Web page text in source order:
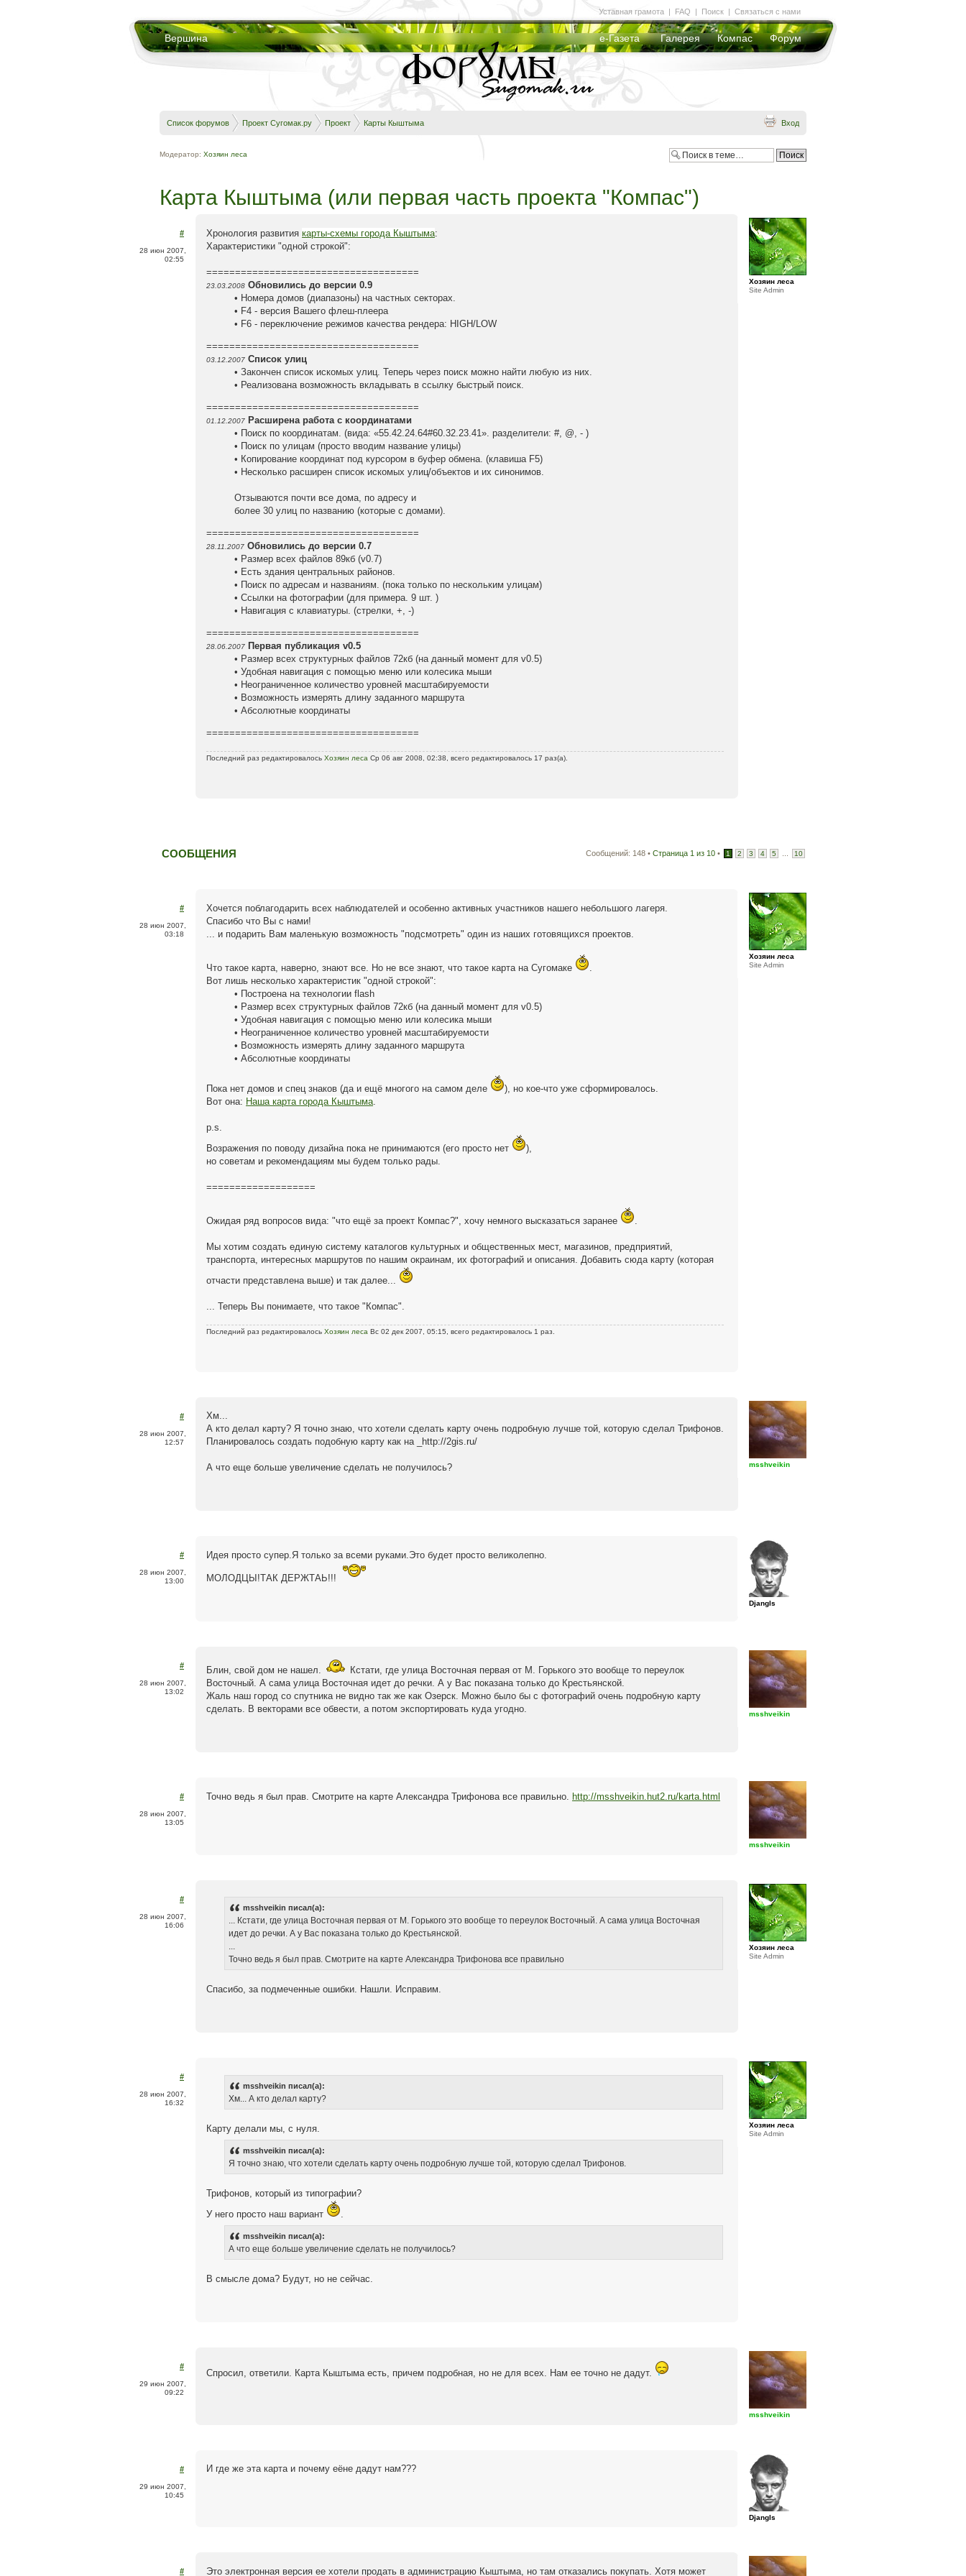
Вершина е-Газета Галерея Компас Форум
Уставная грамота | FAQ | Поиск | Связаться с нами
Список форумов Проект Сугомак.ру Проект Карты Кыштыма Вход
Модератор: Хозяин леса
Карта Кыштыма (или первая часть проекта "Компас")
#
28 июн 2007,
02:55
Хронология развития карты-схемы города Кыштыма:
Характеристики "одной строкой":
=====================================
23.03.2008 Обновились до версии 0.9
• Номера домов (диапазоны) на частных секторах.
• F4 - версия Вашего флеш-плеера
• F6 - переключение режимов качества рендера: HIGH/LOW
=====================================
03.12.2007 Список улиц
• Закончен список искомых улиц. Теперь через поиск можно найти любую из них.
• Реализована возможность вкладывать в ссылку быстрый поиск.
=====================================
01.12.2007 Расширена работа с координатами
• Поиск по координатам. (вида: «55.42.24.64#60.32.23.41». разделители: #, @, - )
• Поиск по улицам (просто вводим название улицы)
• Копирование координат под курсором в буфер обмена. (клавиша F5)
• Несколько расширен список искомых улиц/объектов и их синонимов.
Отзываются почти все дома, по адресу и
более 30 улиц по названию (которые с домами).
=====================================
28.11.2007 Обновились до версии 0.7
• Размер всех файлов 89кб (v0.7)
• Есть здания центральных районов.
• Поиск по адресам и названиям. (пока только по нескольким улицам)
• Ссылки на фотографии (для примера. 9 шт. )
• Навигация с клавиатуры. (стрелки, +, -)
=====================================
28.06.2007 Первая публикация v0.5
• Размер всех структурных файлов 72кб (на данный момент для v0.5)
• Удобная навигация с помощью меню или колесика мыши
• Неограниченное количество уровней масштабируемости
• Возможность измерять длину заданного маршрута
• Абсолютные координаты
=====================================
Последний раз редактировалось Хозяин леса Ср 06 авг 2008, 02:38, всего редактировалось 17 раз(а).
Хозяин леса
Site Admin
СООБЩЕНИЯ Сообщений: 148 • Страница 1 из 10 • 1 2 3 4 5 10
#
28 июн 2007,
03:18
Хочется поблагодарить всех наблюдателей и особенно активных участников нашего небольшого лагеря.
Спасибо что Вы с нами!
... и подарить Вам маленькую возможность "подсмотреть" один из наших готовящихся проектов.
Что такое карта, наверно, знают все. Но не все знают, что такое карта на Сугомаке
Вот лишь несколько характеристик "одной строкой":
• Построена на технологии flash
• Размер всех структурных файлов 72кб (на данный момент для v0.5)
• Удобная навигация с помощью меню или колесика мыши
• Неограниченное количество уровней масштабируемости
• Возможность измерять длину заданного маршрута
• Абсолютные координаты
Пока нет домов и спец знаков (да и ещё многого на самом деле
), но кое-что уже сформировалось.
Вот она: Наша карта города Кыштыма
p.s.
Возражения по поводу дизайна пока не принимаются (его просто нет
),
но советам и рекомендациям мы будем только рады.
===================
Ожидая ряд вопросов вида: "что ещё за проект Компас?", хочу немного высказаться заранее
Мы хотим создать единую систему каталогов культурных и общественных мест, магазинов, предприятий,
транспорта, интересных маршрутов по нашим окраинам, их фотографий и описания. Добавить сюда карту (которая
отчасти представлена выше) и так далее...
... Теперь Вы понимаете, что такое "Компас".
Последний раз редактировалось Хозяин леса Вс 02 дек 2007, 05:15, всего редактировалось 1 раз.
Хозяин леса
Site Admin
#
28 июн 2007,
12:57
Хм...
А кто делал карту? Я точно знаю, что хотели сделать карту очень подробную лучше той, которую сделал Трифонов.
Планировалось создать подобную карту как на _http://2gis.ru/
А что еще больше увеличение сделать не получилось? msshveikin
#
28 июн 2007,
13:00
Идея просто супер.Я только за всеми руками.Это будет просто великолепно.
МОЛОДЦЫ!ТАК ДЕРЖТАЬ!!!
Djangls
#
28 июн 2007,
13:02
Блин, свой дом не нашел.
Кстати, где улица Восточная первая от М. Горького это вообще то переулок
Восточный. А сама улица Восточная идет до речки. А у Вас показана только до Крестьянской.
Жаль наш город со спутника не видно так же как Озерск. Можно было бы с фотографий очень подробную карту
сделать. В векторами все обвести, а потом экспортировать куда угодно.
msshveikin
#
28 июн 2007,
13:05
Точно ведь я был прав. Смотрите на карте Александра Трифонова все правильно. http://msshveikin.hut2.ru/karta.html
msshveikin
#
28 июн 2007,
16:06
msshveikin писал(а):
... Кстати, где улица Восточная первая от М. Горького это вообще то переулок Восточный. А сама улица Восточная
идет до речки. А у Вас показана только до Крестьянской.
...
Точно ведь я был прав. Смотрите на карте Александра Трифонова все правильно
Спасибо, за подмеченные ошибки. Нашли. Исправим.
Хозяин леса
Site Admin
#
28 июн 2007,
16:32
msshveikin писал(а):
Хм... А кто делал карту?
Карту делали мы, с нуля.
msshveikin писал(а):
Я точно знаю, что хотели сделать карту очень подробную лучше той, которую сделал Трифонов.
Трифонов, который из типографии?
У него просто наш вариант
.
msshveikin писал(а):
А что еще больше увеличение сделать не получилось?
В смысле дома? Будут, но не сейчас.
Хозяин леса
Site Admin
#
29 июн 2007,
09:22
Спросил, ответили. Карта Кыштыма есть, причем подробная, но не для всех. Нам ее точно не дадут.
msshveikin
#
29 июн 2007,
10:45
И где же эта карта и почему еёне дадут нам???
Djangls
# Это электронная версия ее хотели продать в администрацию Кыштыма, но там отказались покупать. Хотя может